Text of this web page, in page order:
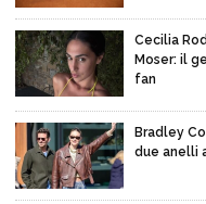
Cecilia
Moser: il
fan
Bradley
due anelli